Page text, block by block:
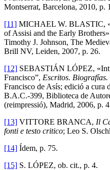
Montserrat, Barcelona, 2010, p.
[11] MICHAEL W. BLASTIC,
of Assisi and the Early
Timothy J. Johnson, The
Brill NV, Leiden, 2007, p. 26.
[12] SEBASTIÁN LÓPEZ,
Francisco”, Escritos.
Francisco de Asís; edició a cura
B.A.C.-399, Biblioteca de
(reimpressió), Madrid, 2006, p.
[13] VITTORE BRANCA, Il
fonti e testo critico; Leo S.
[14] Ídem, p. 75.
[15] S. LÓPEZ, ob. cit., p. 4.